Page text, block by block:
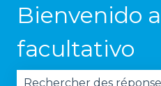
Bienvenido
facultativo